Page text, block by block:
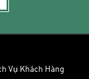
Vụ Khách Hàng